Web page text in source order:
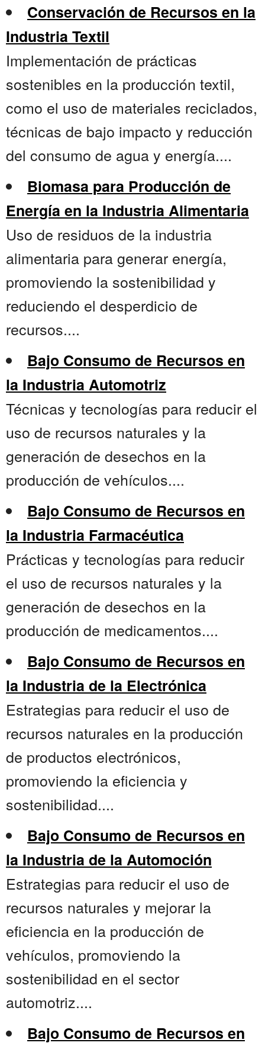
Conservación de Recursos en la
Industria Textil
Implementación de prácticas
sostenibles en la producción textil,
como el uso de materiales reciclados,
técnicas de bajo impacto y reducción
del consumo de agua y energía....
Biomasa para Producción de
Energía en la Industria Alimentaria
Uso de residuos de la industria
alimentaria para generar energía,
promoviendo la sostenibilidad y
reduciendo el desperdicio de
recursos....
Bajo Consumo de Recursos en
la Industria Automotriz
Técnicas y tecnologías para reducir el
uso de recursos naturales y la
generación de desechos en la
producción de vehículos....
Bajo Consumo de Recursos en
la Industria Farmacéutica
Prácticas y tecnologías para reducir
el uso de recursos naturales y la
generación de desechos en la
producción de medicamentos....
Bajo Consumo de Recursos en
la Industria de la Electrónica
Estrategias para reducir el uso de
recursos naturales en la producción
de productos electrónicos,
promoviendo la eficiencia y
sostenibilidad....
Bajo Consumo de Recursos en
la Industria de la Automoción
Estrategias para reducir el uso de
recursos naturales y mejorar la
eficiencia en la producción de
vehículos, promoviendo la
sostenibilidad en el sector
automotriz....
Bajo Consumo de Recursos en